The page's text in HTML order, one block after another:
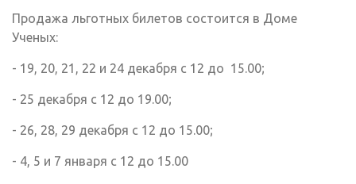
Продажа льготных билетов состоится в Доме
Ученых:
- 19, 20, 21, 22 и 24 декабря с 12 до 15.00;
- 25 декабря с 12 до 19.00;
- 26, 28, 29 декабря с 12 до 15.00;
- 4, 5 и 7 января с 12 до 15.00